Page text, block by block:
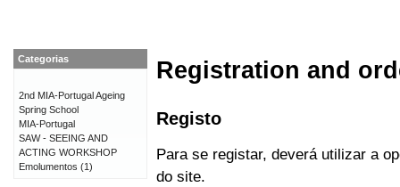
Registration and
Registo
Para se registar, deverá utilizar a
do site.
Categorias
2nd MIA-Portugal Ageing
Spring School
MIA-Portugal
SAW - SEEING AND
ACTING WORKSHOP
Emolumentos (1)